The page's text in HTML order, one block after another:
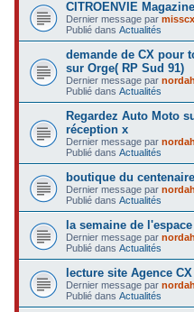
CITROENVIE
Dernier message parmisscx
Publié dansActualités
demande de CX pour
sur Orge( RP Sud 91)
Dernier message par
Publié dansActualités
Regardez Auto Moto
réception x
Dernier message par
Publié dansActualités
boutique du
Dernier message par
Publié dansActualités
la semaine de
Dernier message par
Publié dansActualités
lecture site Agence CX
Dernier message par
Publié dansActualités